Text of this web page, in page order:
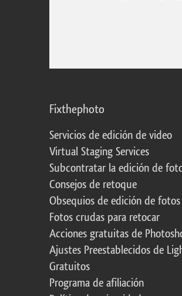
Fixthephoto
Servicios de edición de video
Virtual Staging Services
Subcontratar la edición de
Consejos de retoque
Obsequios de edición de fotos
Fotos crudas para retocar
Acciones gratuitas de
Ajustes Preestablecidos de
Gratuitos
Programa de afiliación